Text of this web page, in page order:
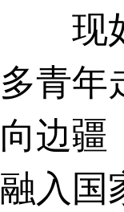
现如
多青年
向边疆
融入国